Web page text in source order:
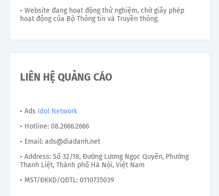
• Website đang hoạt động thử nghiệm, chờ giấy phép
hoạt động của Bộ Thông tin và Truyền thông.
LIÊN HỆ QUẢNG CÁO
• Ads Idol Network
• Hotline: 08.2666.2666
• Email: ads@diadanh.net
• Address: Số 32/18, Đường Lương Ngọc Quyến, Phường
Thanh Liệt, Thành phố Hà Nội, Việt Nam
• MST/ĐKKD/QĐTL: 0110735039